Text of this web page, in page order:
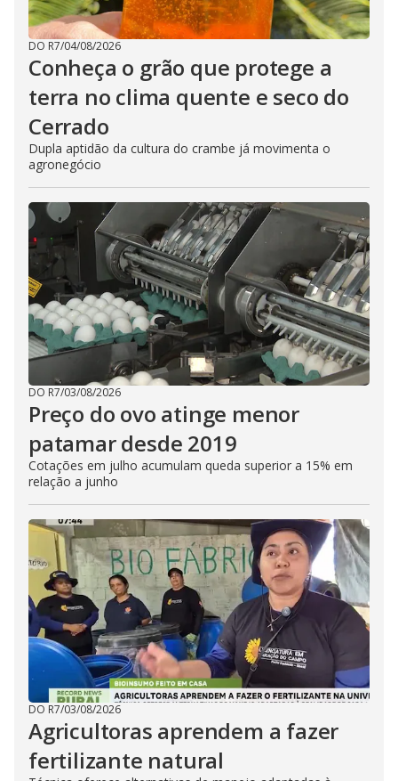
DO R7/04/08/2026
Conheça o grão que protege a
terra no clima quente e seco do
Cerrado
Dupla aptidão da cultura do crambe já movimenta o
agronegócio
DO R7/03/08/2026
Preço do ovo atinge menor
patamar desde 2019
Cotações em julho acumulam queda superior a 15% em
relação a junho
DO R7/03/08/2026
Agricultoras aprendem a fazer
fertilizante natural